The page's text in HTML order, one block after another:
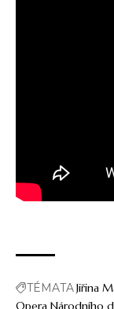
TÉMATAJiřina
Opera Národního